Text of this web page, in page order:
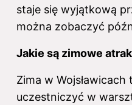
staje się wyjątkową
można zobaczyć
Jakie są zimowe
Zima w
uczestniczyć w